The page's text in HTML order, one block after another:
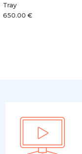
Tray
650.00 €